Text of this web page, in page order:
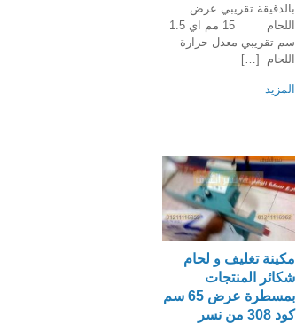
بالدقيقة تقريبي عرض
اللحام 15 مم اي 1.5
سم تقريبي معدل حرارة
اللحام […]
المزيد
مكينة تغليف و لحام
شكائر المنتجات
بمسطرة عرض 65 سم
كود 308 من نسر